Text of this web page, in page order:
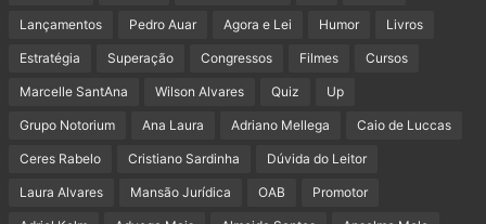
Lançamentos Pedro Auar Agora e Lei Humor Livros
Estratégia Superação Congressos Filmes Cursos
Marcelle SantAna Wilson Alvares Quiz Up
Grupo Notorium Ana Laura Adriano Mellega Caio de Luccas
Ceres Rabelo Cristiano Sardinha Dúvida do Leitor
Laura Alvares Mansão Jurídica OAB Promotor